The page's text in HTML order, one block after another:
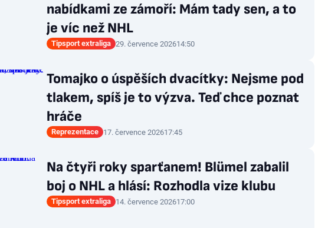
nabídkami ze zámoří: Mám tady sen, a to
je víc než NHL
Tipsport extraliga 29. července 202614:50
Tomajko o úspěších dvacítky: Nejsme pod
tlakem, spíš je to výzva. Teď chce poznat
hráče
Reprezentace 17. července 202617:45
Na čtyři roky sparťanem! Blümel zabalil
boj o NHL a hlásí: Rozhodla vize klubu
Tipsport extraliga 14. července 202617:00